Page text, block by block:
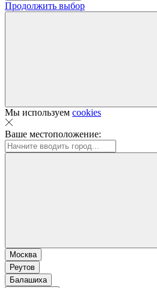
Продолжить выбор
Мы используем cookies
Ваше местоположение:
Москва
Реутов
Балашиха